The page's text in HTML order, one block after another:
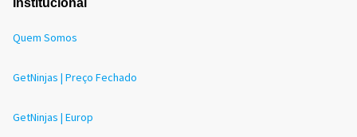
Quem Somos
GetNinjas | Preço Fechado
GetNinjas | Europ